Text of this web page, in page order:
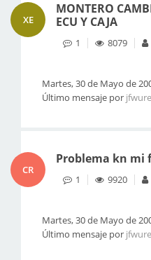
XE
MONTERO
ECU Y CAJA
1 8079
Martes, 30 de Mayo de
Último mensaje por jfwure
CR
Problema kn mi
1 9920
Martes, 30 de Mayo de
Último mensaje por jfwure